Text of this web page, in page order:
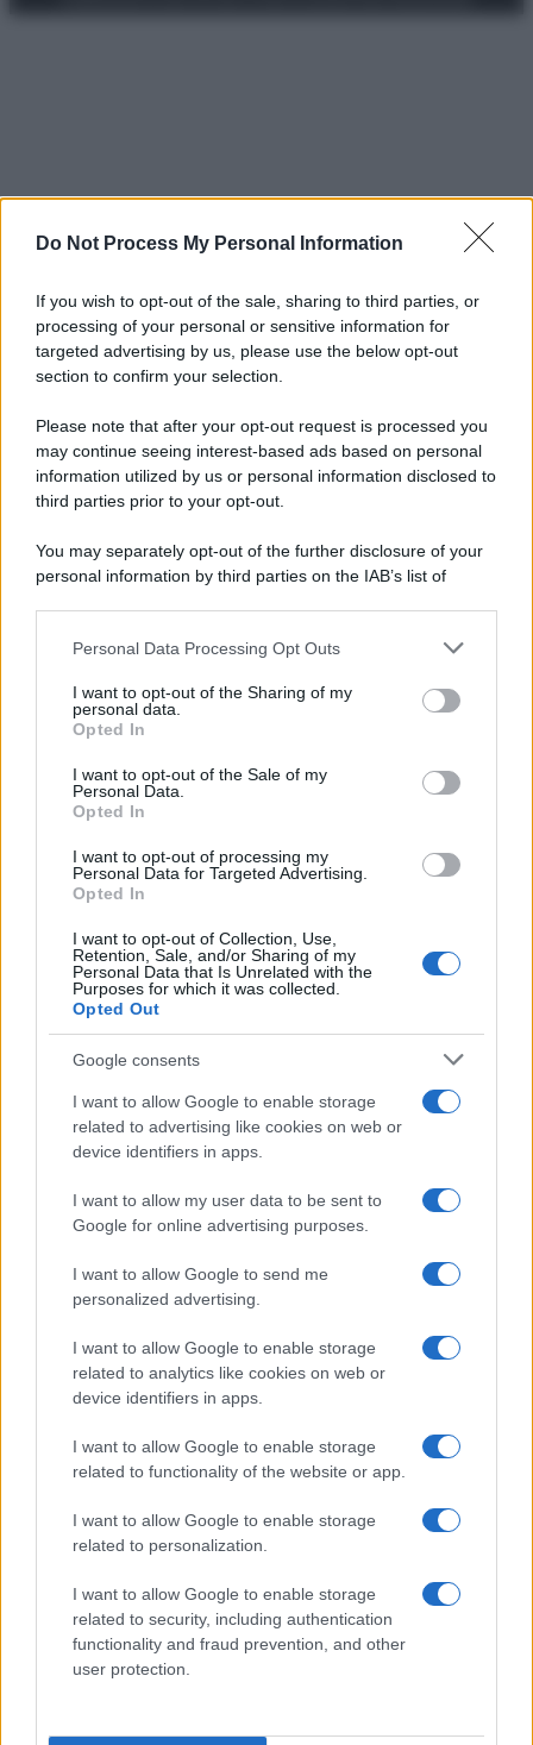
Do Not Process My Personal Information
If you wish to opt-out of the sale, sharing to third parties, or
processing of your personal or sensitive information for
targeted advertising by us, please use the below opt-out
section to confirm your selection.
Please note that after your opt-out request is processed you
may continue seeing interest-based ads based on personal
information utilized by us or personal information disclosed to
third parties prior to your opt-out.
You may separately opt-out of the further disclosure of your
personal information by third parties on the IAB’s list of
This information may also be disclosed by us to third parties
disclose it to other third parties.
Please note that this website/app uses one or more Google
services and may gather and store information including but
not limited to your visit or usage behaviour. You may click to
grant or deny consent to Google and its third-party tags to
consent section.
Personal Data Processing Opt Outs
I want to opt-out of the Sharing of my
personal data.
Opted In
I want to opt-out of the Sale of my
Personal Data.
Opted In
I want to opt-out of processing my
Personal Data for Targeted Advertising.
Opted In
I want to opt-out of Collection, Use,
Retention, Sale, and/or Sharing of my
Personal Data that Is Unrelated with the
Purposes for which it was collected.
Opted Out
Google consents
I want to allow Google to enable storage
related to advertising like cookies on web or
device identifiers in apps.
I want to allow my user data to be sent to
Google for online advertising purposes.
I want to allow Google to send me
personalized advertising.
I want to allow Google to enable storage
related to analytics like cookies on web or
device identifiers in apps.
I want to allow Google to enable storage
related to functionality of the website or app.
I want to allow Google to enable storage
related to personalization.
I want to allow Google to enable storage
related to security, including authentication
functionality and fraud prevention, and other
user protection.